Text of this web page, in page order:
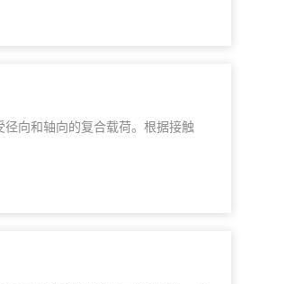
向和轴向的复合载荷。根据接触